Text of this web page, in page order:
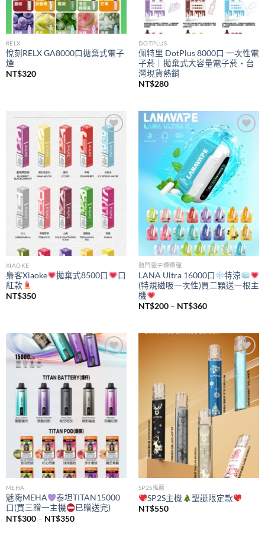
RELX
悅刻RELX GA8000口拋棄式電子
煙
NT$320
DOTPLUS
佩特里 DotPlus 8000口 一次性電
子菸｜拋棄式大容量電子菸・台
灣現貨熱銷
NT$280
Add to
wishlist
XIAOKE
梟客Xiaoke 拋棄式8500口
口
紅款
NT$350
Add to
wishlist
熱門電子煙煙彈
LANA Ultra 16000口
特涼
(特規磁吸一次性)買二顆送一根主
機
NT$200 – NT$360價
NT$200
到
NT$360
Add to
MEHA
魅嗨MEHA
泰坦TITAN15000
口(買三贈一主機
已贈送完)
NT$300 – NT$350價
Add to
wishlist
SP2S推薦
SP2S主機
聖誕限定款
NT$550